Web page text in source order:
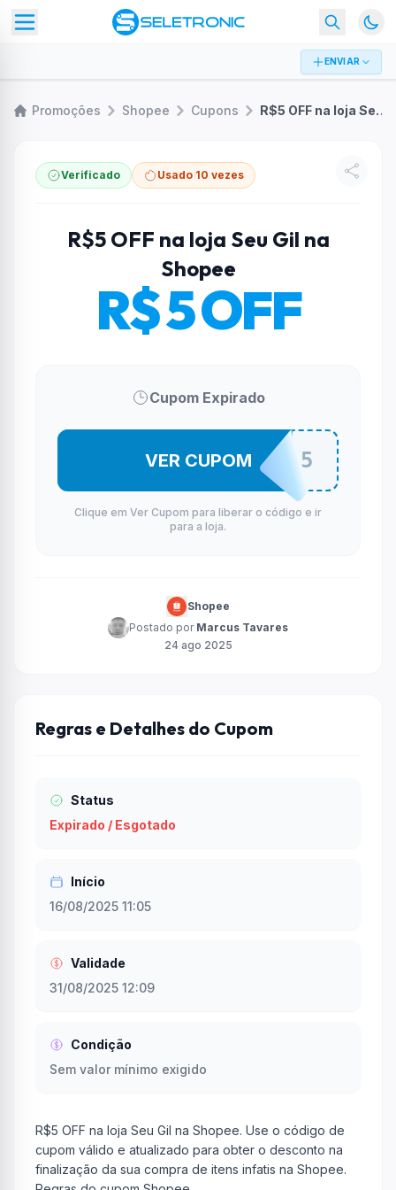
ENVIAR
Promoções Shopee Cupons R$5 OFF na loja Seu Gil na Shopee
Verificado Usado 10 vezes
R$5 OFF na loja Seu Gil na
Shopee
R$ 5 OFF
Cupom Expirado
SEUG5
VER CUPOM
Clique em Ver Cupom para liberar o código e ir
para a loja.
Shopee
Postado por Marcus Tavares
24 ago 2025
Regras e Detalhes do Cupom
Status
Expirado / Esgotado
Início
16/08/2025 11:05
Validade
31/08/2025 12:09
Condição
Sem valor mínimo exigido
R$5 OFF na loja Seu Gil na Shopee. Use o código de
cupom válido e atualizado para obter o desconto na
finalização da sua compra de itens infatis na Shopee.